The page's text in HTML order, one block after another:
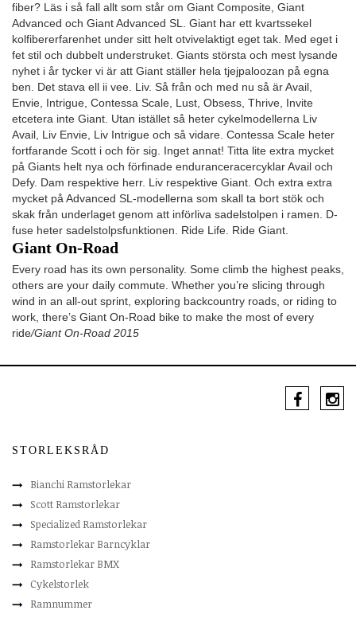
fiber? Läs i så fall allt som står om Giant Composite, Giant
Advanced och Giant Advanced SL. Giant har ett kvartssekel
kolfibererfarenhet under sitt helt otvivelaktigt eget tak. Med eget i
fet stil och dubbelt understruket. Giants största och mest lysande
nyhet i år tycker vi är att Giant ställer hela tjejpaloozan på egna
ben. Det stava ell ii vee. Liv. Så från och med nu så är Avail,
Envie, Intrigue, Contessa Scale, Lust, Obsess, Thrive, Invite
etcetera inte Giant. Utan istället så heter cykelmodellerna Liv
Avail, Liv Envie, Liv Intrigue och så vidare. Contessa Scale heter
fortfarande Scott i och för sig. Inget annat! Titta lite extra mycket
på Giants helt nya och förfinade enduranceracercyklar Avail och
Defy. Dam respektive herr. Liv respektive Giant. Och extra extra
mycket på Advanced SL-modellerna som skall ta bort stök och
skak från underlaget genom att införliva sadelstolpen i ramen. D-
fuse heter sadelstolpsfunktionen. Ride Life. Ride Giant.
Giant On-Road
Every road has its own personality. Some climb the highest peaks,
others are your daily commute. Whether you’re slicing through
wind in an all-out sprint, exploring backcountry roads, or riding to
work, there’s Giant On-Road bike to make the most of every
ride/Giant On-Road 2015
STORLEKSRÅD
Bianchi Ramstorlekar
Scott Ramstorlekar
Specialized Ramstorlekar
Ramstorlekar Barncyklar
Ramstorlekar BMX
Cykelstorlek
Ramnummer